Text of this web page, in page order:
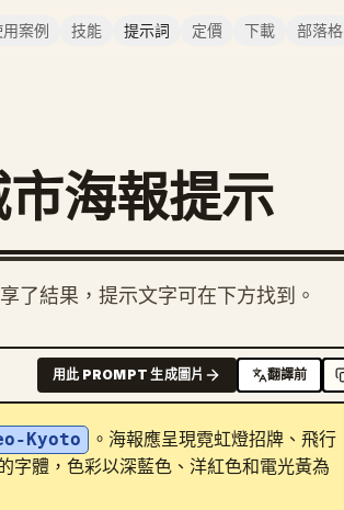
案例 技能 提示詞 定價 下載 部落格
海報提示
了結果，提示文字可在下方找到。
用此 PROMPT 生成圖片 翻譯前
Kyoto
。海報應呈現霓虹燈招牌、飛行
字體，色彩以深藍色、洋紅色和電光黃為